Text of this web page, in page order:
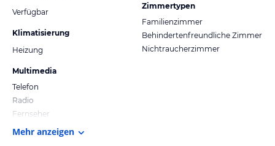
Verfügbar
Klimatisierung
Heizung
Multimedia
Telefon
Radio
Fernseher
Zimmertypen
Familienzimmer
Behindertenfreundliche Zimmer
Nichtraucherzimmer
Mehr anzeigen